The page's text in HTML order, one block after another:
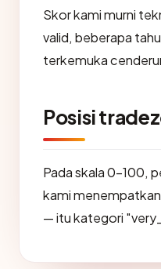
Skor kami murni
valid, beberapa
terkemuka
Posisi
Pada skala 0-100,
kami menempatkan
— itu kategori